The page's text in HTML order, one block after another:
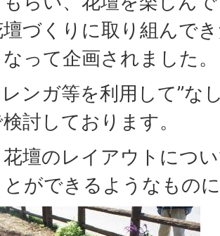
壇づくりに取り組んで
って企画されました。
ンガ等を利用して”な
討しております。
壇のレイアウトにつ
ができるようなもの